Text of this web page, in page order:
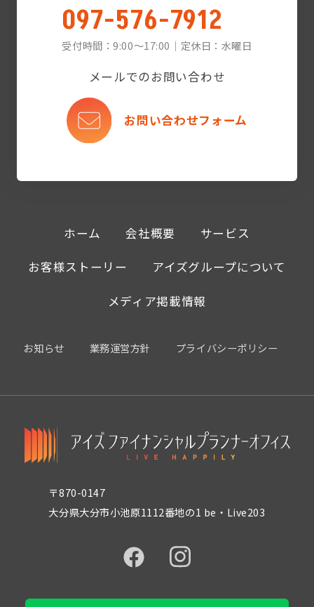
097-576-7912
受付時間：9:00〜17:00｜定休日：水曜日
メールでのお問い合わせ
お問い合わせフォーム
ホーム 会社概要 サービス
お客様ストーリー アイズグループについて
メディア掲載情報
お知らせ 業務運営方針 プライバシーポリシー
〒870-0147
大分県大分市小池原1112番地の1 be・Live203